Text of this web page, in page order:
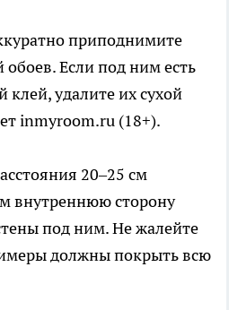
приподнимите
Если под ним есть
клей, удалите их сухой
inmyroom.ru (18+).
20–25 см
внутреннюю сторону
под ним. Не жалейте
должны покрыть всю